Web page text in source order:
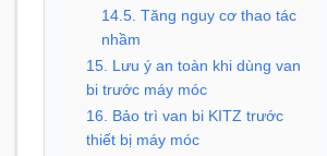
14.5. Tăng nguy cơ thao tác
nhầm
15. Lưu ý an toàn khi dùng van
bi trước máy móc
16. Bảo trì van bi KITZ trước
thiết bị máy móc